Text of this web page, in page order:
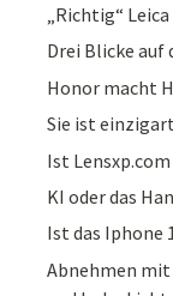
„Richtig“
Drei Blicke
Honor macht
Sie ist
Ist
KI oder das
Ist das Iphone
Abnehmen